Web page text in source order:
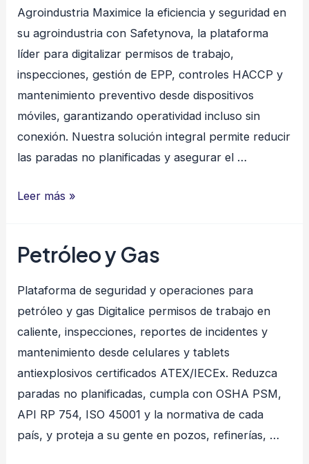
Agroindustria Maximice la eficiencia y seguridad en
su agroindustria con Safetynova, la plataforma
líder para digitalizar permisos de trabajo,
inspecciones, gestión de EPP, controles HACCP y
mantenimiento preventivo desde dispositivos
móviles, garantizando operatividad incluso sin
conexión. Nuestra solución integral permite reducir
las paradas no planificadas y asegurar el …
Agroindustria
Leer más »
Petróleo y Gas
Plataforma de seguridad y operaciones para
petróleo y gas Digitalice permisos de trabajo en
caliente, inspecciones, reportes de incidentes y
mantenimiento desde celulares y tablets
antiexplosivos certificados ATEX/IECEx. Reduzca
paradas no planificadas, cumpla con OSHA PSM,
API RP 754, ISO 45001 y la normativa de cada
país, y proteja a su gente en pozos, refinerías, …